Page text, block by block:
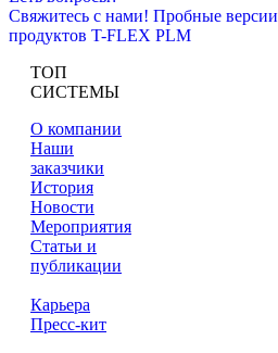
Свяжитесь с нами! Пробные версии
продуктов T-FLEX PLM
ТОП
СИСТЕМЫ
О компании
Наши
заказчики
История
Новости
Мероприятия
Статьи и
публикации
Карьера
Пресс-кит